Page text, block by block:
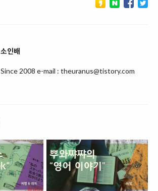
소인배
Since 2008 e-mail : theuranus@tistory.com